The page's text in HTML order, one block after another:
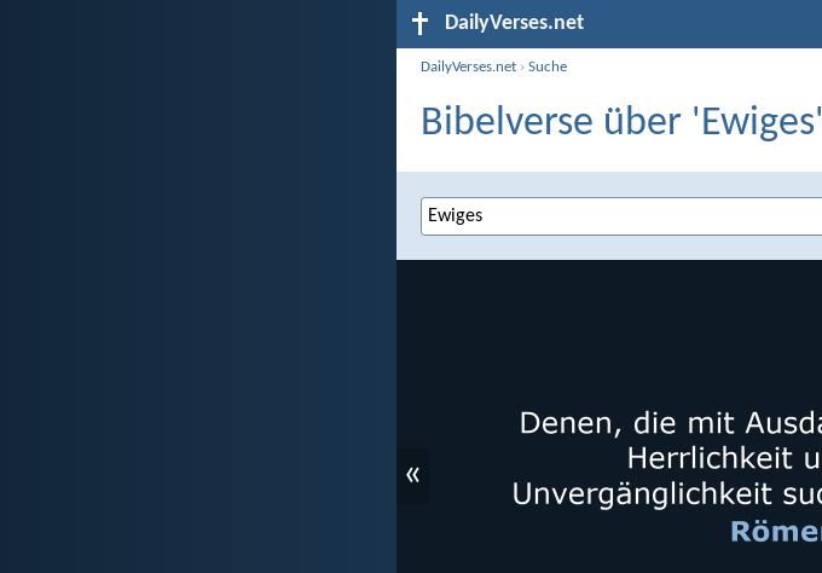
DailyVerses.net
DailyVerses.net ›Suche
Bibelverse über 'Ewiges'
«